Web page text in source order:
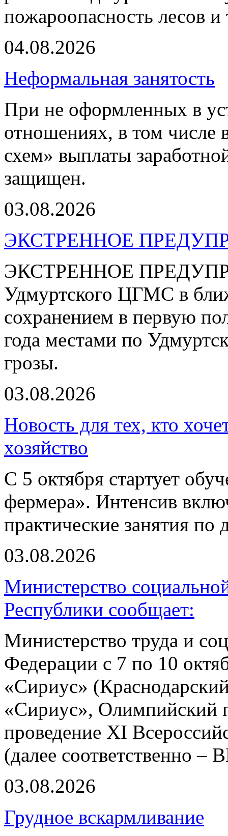
пожароопасность лесов
04.08.2026
Неформальная занятость
При не оформленных в
отношениях, в том числе
схем» выплаты
защищен.
03.08.2026
ЭКСТРЕННОЕ
ЭКСТРЕННОЕ
Удмуртского ЦГМС в
сохранением в первую
года местами по
грозы.
03.08.2026
Новость для тех, кто
хозяйство
С 5 октября стартует
фермера». Интенсив
практические занятия по
03.08.2026
Министерство
Республики сообщает:
Министерство труда и
Федерации с 7 по 10
«Сириус»
«Сириус», Олимпийский
проведение XI
(далее соответственно
03.08.2026
Грудное вскармливание